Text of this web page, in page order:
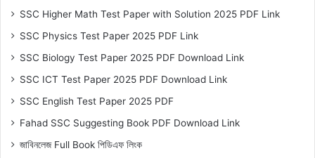
SSC Higher Math Test Paper with Solution 2025 PDF Link
SSC Physics Test Paper 2025 PDF Link
SSC Biology Test Paper 2025 PDF Download Link
SSC ICT Test Paper 2025 PDF Download Link
SSC English Test Paper 2025 PDF
Fahad SSC Suggesting Book PDF Download Link
জাবিনলেজ Full Book পিডিএফ লিংক